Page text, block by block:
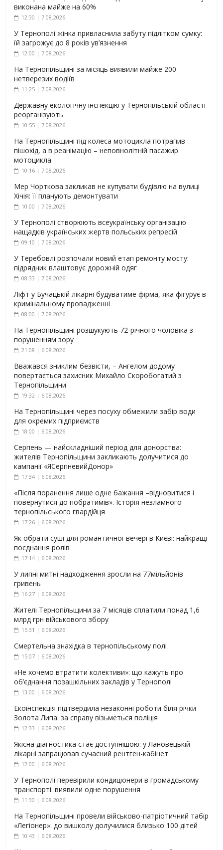
виконана майже на 60%
12:30 | 7.08.2026
У Тернополі жінка привласнила забуту підлітком сумку:
їй загрожує до 8 років ув’язнення
12:00 | 7.08.2026
На Тернопільщині за місяць виявили майже 200
нетверезих водіїв
11:25 | 7.08.2026
Державну екологічну інспекцію у Тернопільській області
реорганізують
10:55 | 7.08.2026
На Тернопільщині під колеса мотоцикла потрапив
пішохід, а в реанімацію – неповнолітній пасажир
мотоцикла
10:16 | 7.08.2026
Мер Чорткова закликав не купувати будівлю на вулиці
Хічія: її планують демонтувати
10:00 | 7.08.2026
У Тернополі створюють всеукраїнську організацію
нащадків українських жертв польських репресій
09:10 | 7.08.2026
У Теребовлі розпочали новий етап ремонту мосту:
підрядник влаштовує дорожній одяг
08:33 | 7.08.2026
Ліфт у Бучацькій лікарні будуватиме фірма, яка фігурує в
кримінальному провадженні
08:00 | 7.08.2026
На Тернопільщині розшукують 72-річного чоловіка з
порушенням зору
21:08 | 6.08.2026
Вважався зниклим безвісти, – Ангелом додому
повертається захисник Михайло Скоробогатий з
Тернопільщини
19:32 | 6.08.2026
На Тернопільщині через посуху обмежили забір води
для окремих підприємств
18:00 | 6.08.2026
Серпень — найскладніший період для донорства:
жителів Тернопільщини закликають долучитися до
кампанії «ЯСерпневийДонор»
17:34 | 6.08.2026
«Після поранення лише одне бажання –відновитися і
повернутися до побратимів». Історія незламного
тернопільського гвардійця
17:26 | 6.08.2026
Як обрати суші для романтичної вечері в Києві: найкращі
поєднання ролів
17:14 | 6.08.2026
У липні митні надходження зросли на 77мільйонів
гривень
16:27 | 6.08.2026
Жителі Тернопільщини за 7 місяців сплатили понад 1,6
млрд грн військового збору
15:31 | 6.08.2026
Смертельна знахідка в тернопільському полі
15:07 | 6.08.2026
«Не хочемо втратити колективи»: що кажуть про
об’єднання позашкільних закладів у Тернополі
13:00 | 6.08.2026
Екоінспекція підтвердила незаконні роботи біля річки
Золота Липа: за справу візьметься поліція
12:33 | 6.08.2026
Якісна діагностика стає доступнішою: у Лановецькій
лікарні запрацював сучасний рентген-кабінет
12:00 | 6.08.2026
У Тернополі перевірили кондиціонери в громадському
транспорті: виявили одне порушення
11:30 | 6.08.2026
На Тернопільщині провели військово-патріотичний табір
«Легіонер»: до вишколу долучилися близько 100 дітей
10:43 | 6.08.2026